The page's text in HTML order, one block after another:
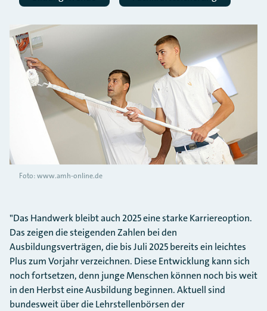
Foto: www.amh-online.de
"Das Handwerk bleibt auch 2025 eine starke Karriereoption.
Das zeigen die steigenden Zahlen bei den
Ausbildungsverträgen, die bis Juli 2025 bereits ein leichtes
Plus zum Vorjahr verzeichnen. Diese Entwicklung kann sich
noch fortsetzen, denn junge Menschen können noch bis weit
in den Herbst eine Ausbildung beginnen. Aktuell sind
bundesweit über die Lehrstellenbörsen der